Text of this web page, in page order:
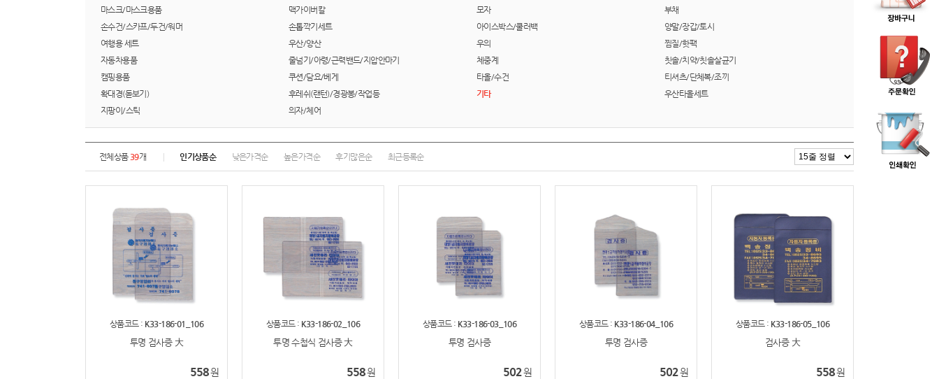
마스크/마스크용품
맥가이버칼 모자
부채
손수건/스카프/두건/워머
손톱깍기세트 아이스박스/쿨러백
양말/장갑/토시
여행용 세트
우산/양산 우의
찜질/핫팩
자동차용품
줄넘기/아령/근력밴드/지압안마기 체중계
칫솔/치약/칫솔살균기
캠핑용품
쿠션/담요/베게 타올/수건
티셔츠/단체복/조끼
확대경(돋보기)
후레쉬(랜턴)/경광봉/작업등 기타
우산타올세트
지팡이/스틱
의자/체어
전체상품 39개 인기상품순 낮은가격순 높은가격순 후기많은순 최근등록순
상품코드 : K33-186-01_106
투명 검사증 大
558원
상품코드 : K33-186-02_106
투명 수첩식 검사증 大
558원
상품코드 : K33-186-03_106
투명 검사증
502원
상품코드 : K33-186-04_106
투명 검사증
502원
상품코드 : K33-186-05_106
검사증 大
558원